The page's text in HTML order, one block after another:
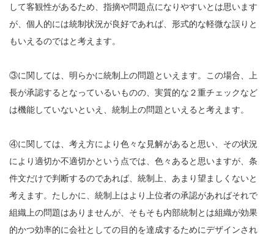
して客観性があるため、指摘や問題点になりやすいとは思います
が、個人的には統制状況が良好であれば、形式的な軽微な誤りと
もいえるのではと考えます。
③に関しては、明らかに統制上の問題といえます。この場合、上
長が承認するとなっているいものの、実質的な２重チェックなど
は機能していないといえ、統制上の問題といえると考えます。
④に関しては、考え方により色々な見解があると思い、その状況
により適切か不適切かという点では、色々あると思いますが、条
件文だけで判断するのであれば、統制上、あまり望ましくないと
考えます。たしかに、統制上はより上位者の承認があればそれで
組織上の問題はありませんが、そもそも内部統制とは組織が効果
的かつ効率的に会社としての目的を達成するためにデザインされ